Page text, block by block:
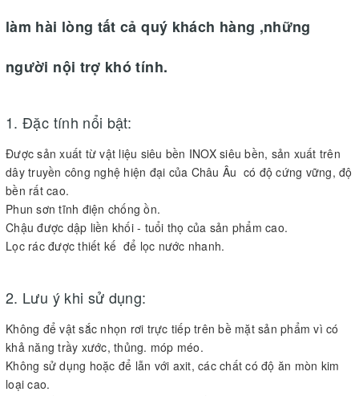
làm hài lòng tất cả quý khách hàng ,những
người nội trợ khó tính.
1. Đặc tính nổi bật:
Được sản xuất từ vật liệu siêu bền INOX siêu bền, sản xuất trên
dây truyền công nghệ hiện đại của Châu Âu có độ cứng vững, độ
bền rất cao.
Phun sơn tĩnh điện chống ồn.
Chậu được dập liền khối - tuổi thọ của sản phẩm cao.
Lọc rác được thiết kế để lọc nước nhanh.
2. Lưu ý khi sử dụng:
Không để vật sắc nhọn rơi trực tiếp trên bề mặt sản phẩm vì có
khả năng trầy xước, thủng. móp méo.
Không sử dụng hoặc để lẫn với axit, các chất có độ ăn mòn kim
loại cao.